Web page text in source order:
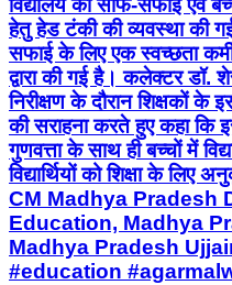
विद्यालय की साफ-सफाई एवं
हेतु हेड टंकी की व्यवस्था की
सफाई के लिए एक स्वच्छता
द्वारा की गई है। कलेक्टर डॉ.
निरीक्षण के दौरान शिक्षकों
की सराहना करते हुए कहा कि
गुणवत्ता के साथ ही बच्चों में
विद्यार्थियों को शिक्षा के लिए
CM Madhya Pradesh
Education, Madhya
Madhya Pradesh
#education